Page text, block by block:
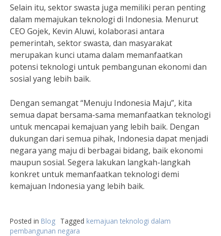
Selain itu, sektor swasta juga memiliki peran penting
dalam memajukan teknologi di Indonesia. Menurut
CEO Gojek, Kevin Aluwi, kolaborasi antara
pemerintah, sektor swasta, dan masyarakat
merupakan kunci utama dalam memanfaatkan
potensi teknologi untuk pembangunan ekonomi dan
sosial yang lebih baik.
Dengan semangat “Menuju Indonesia Maju”, kita
semua dapat bersama-sama memanfaatkan teknologi
untuk mencapai kemajuan yang lebih baik. Dengan
dukungan dari semua pihak, Indonesia dapat menjadi
negara yang maju di berbagai bidang, baik ekonomi
maupun sosial. Segera lakukan langkah-langkah
konkret untuk memanfaatkan teknologi demi
kemajuan Indonesia yang lebih baik.
Posted in Blog Tagged kemajuan teknologi dalam
pembangunan negara